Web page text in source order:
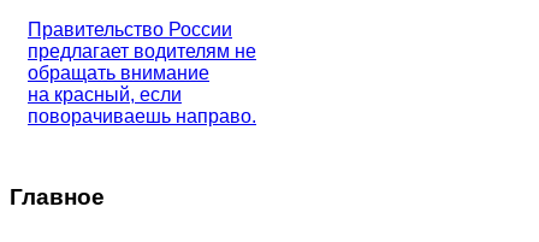
Правительство России
предлагает водителям не
обращать внимание
на красный, если
поворачиваешь направо.
Главное